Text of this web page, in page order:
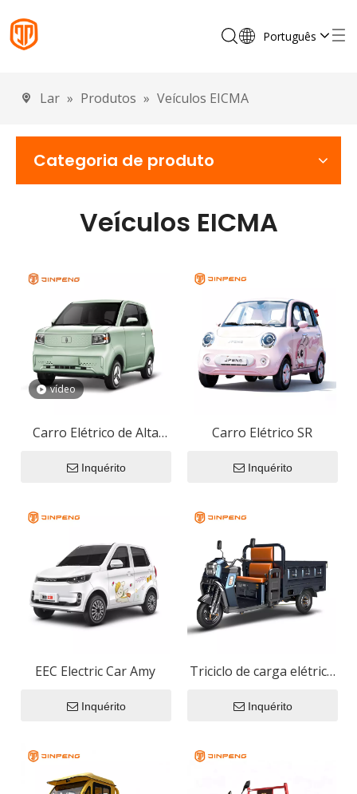
Português
Lar » Produtos » Veículos EICMA
Veículos EICMA
vídeo
Carro Elétrico de Alta
Inquérito
Carro Elétrico SR
Inquérito
EEC Electric Car Amy
Inquérito
Triciclo de carga elétrica
Inquérito
Categoria de produto